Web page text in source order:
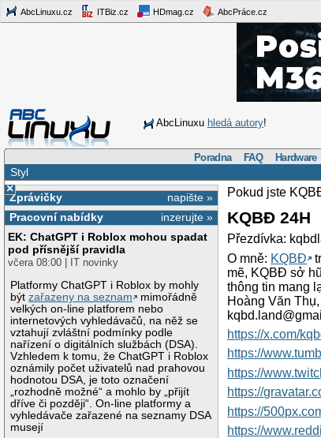
AbcLinuxu.cz ITBiz.cz HDmag.cz AbcPráce.cz
AbcLinuxu hledá autory!
Poradna FAQ Hardware
Styl
×
napište »
Zprávičky
inzerujte »
Pracovní nabídky
EK: ChatGPT i Roblox mohou spadat
pod přísnější pravidla
včera 08:00 | IT novinky
Platformy ChatGPT i Roblox by mohly
býtzařazeny na seznam
mimořádně
velkých on-line platforem nebo
internetových vyhledávačů, na něž se
vztahují zvláštní podmínky podle
nařízení o digitálních službách (DSA).
Vzhledem k tomu, že ChatGPT i Roblox
oznámily počet uživatelů nad prahovou
hodnotou DSA, je toto označení
„rozhodně možné“ a mohlo by „přijít
dříve či později“. On-line platformy a
vyhledávače zařazené na seznamy DSA
musejí
Pokud jste
KQBĐ 24H
Přezdívka:
O mně: KQBĐ
mẽ, KQBĐ sở
thông tin mang
Hoàng Văn
https://x.com/
https://
https://
https://
https://
https://